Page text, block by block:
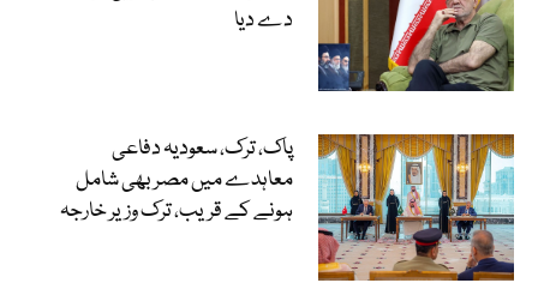
دے دیا
پاک، ترک، سعودیہ دفاعی
معاہدے میں مصر بھی شامل
ہونے کے قریب، ترک وزیر خارجہ